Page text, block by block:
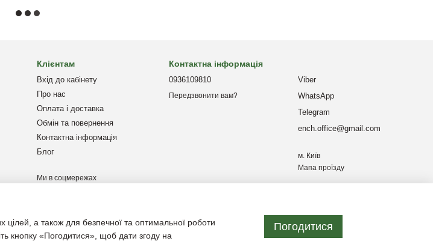
Клієнтам
Вхід до кабінету
Про нас
Оплата і доставка
Обмін та повернення
Контактна інформація
Блог
Ми в соцмережах
Контактна інформація
0936109810
Передзвонити вам?
Viber
WhatsApp
Telegram
ench.office@gmail.com
м. Київ
Мапа проїзду
а також для безпечної та оптимальної роботи
кнопку «Погодитися», щоб дати згоду на
Погодитися